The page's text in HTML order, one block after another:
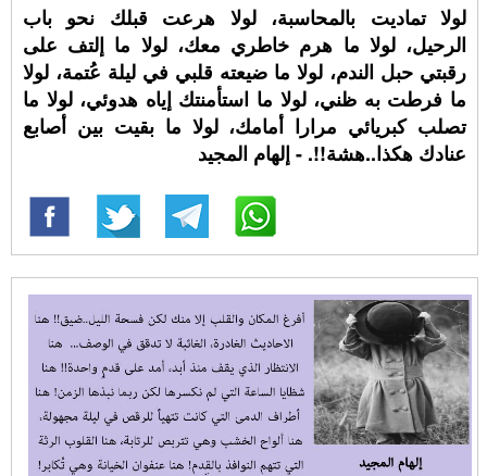
لولا تماديت بالمحاسبة، لولا هرعت قبلك نحو باب
الرحيل، لولا ما هرم خاطري معك، لولا ما إلتف على
رقبتي حبل الندم، لولا ما ضيعته قلبي في ليلة عُتمة، لولا
ما فرطت به ظني، لولا ما استأمنتك إياه هدوئي، لولا ما
تصلب كبريائي مرارا أمامك، لولا ما بقيت بين أصابع
عنادك هكذا..هشة!!. - إلهام المجيد